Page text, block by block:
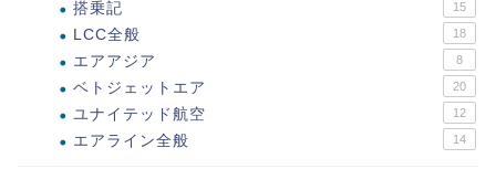
搭乗記 15
LCC全般 18
エアアジア 8
ベトジェットエア 20
ユナイテッド航空 12
エアライン全般 14